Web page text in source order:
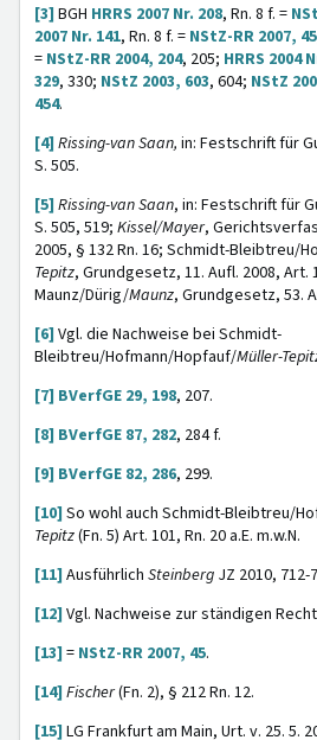
[3] BGH HRRS 2007 Nr. 208, Rn. 8 f. =
2007 Nr. 141, Rn. 8 f. = NStZ-RR 2007, 45
= NStZ-RR 2004, 204, 205; HRRS 2004
329, 330; NStZ 2003, 603, 604; NStZ
454.
[4] Rissing-van Saan, in: Festschrift für
S. 505.
[5] Rissing-van Saan, in: Festschrift für
S. 505, 519; Kissel/Mayer,
2005, § 132 Rn. 16; Schmidt-Bleibtreu/
Tepitz, Grundgesetz, 11. Aufl. 2008, Art.
Maunz/Dürig/Maunz, Grundgesetz, 53.
[6] Vgl. die Nachweise bei Schmidt-
Bleibtreu/Hofmann/Hopfauf/Müller-
[7] BVerfGE 29, 198, 207.
[8] BVerfGE 87, 282, 284 f.
[9] BVerfGE 82, 286, 299.
[10] So wohl auch Schmidt-Bleibtreu/
Tepitz(Fn. 5) Art. 101, Rn. 20 a.E. m.w.N.
[11] Ausführlich Steinberg JZ 2010, 712-
[12] Vgl. Nachweise zur ständigen
[13] = NStZ-RR 2007, 45.
[14] Fischer(Fn. 2), § 212 Rn. 12.
[15] LG Frankfurt am Main, Urt. v. 25. 5.